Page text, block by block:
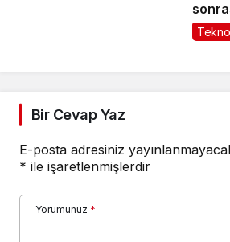
Bir Cevap Yaz
E-posta adresiniz
* ile işaretlenmişlerdir
Yorumunuz *